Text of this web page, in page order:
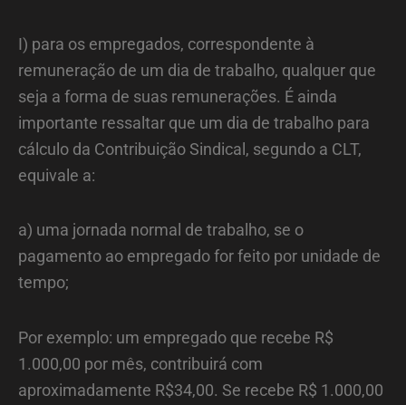
I) para os empregados, correspondente à
remuneração de um dia de trabalho, qualquer que
seja a forma de suas remunerações. É ainda
importante ressaltar que um dia de trabalho para
cálculo da Contribuição Sindical, segundo a CLT,
equivale a:
a) uma jornada normal de trabalho, se o
pagamento ao empregado for feito por unidade de
tempo;
Por exemplo: um empregado que recebe R$
1.000,00 por mês, contribuirá com
aproximadamente R$34,00. Se recebe R$ 1.000,00